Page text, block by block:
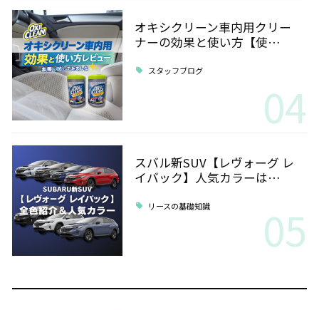
オキシクリーン車内用クリー
ナーの効果と使い方【使…
スタッフブログ
04
スバル新SUV【レヴォーグ レ
イバック】人気カラーは…
リースの基礎知識 05